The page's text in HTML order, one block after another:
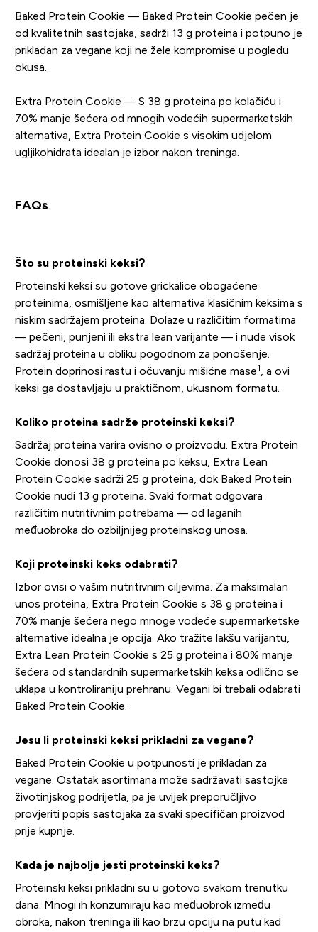
Baked Protein Cookie — Baked Protein Cookie pečen je
od kvalitetnih sastojaka, sadrži 13 g proteina i potpuno je
prikladan za vegane koji ne žele kompromise u pogledu
okusa.
Extra Protein Cookie — S 38 g proteina po kolačiću i
70% manje šećera od mnogih vodećih supermarketskih
alternativa, Extra Protein Cookie s visokim udjelom
ugljikohidrata idealan je izbor nakon treninga.
FAQs
Što su proteinski keksi?
Proteinski keksi su gotove grickalice obogaćene
proteinima, osmišljene kao alternativa klasičnim keksima s
niskim sadržajem proteina. Dolaze u različitim formatima
— pečeni, punjeni ili ekstra lean varijante — i nude visok
sadržaj proteina u obliku pogodnom za ponošenje.
Protein doprinosi rastu i očuvanju mišićne mase1, a ovi
keksi ga dostavljaju u praktičnom, ukusnom formatu.
Koliko proteina sadrže proteinski keksi?
Sadržaj proteina varira ovisno o proizvodu. Extra Protein
Cookie donosi 38 g proteina po keksu, Extra Lean
Protein Cookie sadrži 25 g proteina, dok Baked Protein
Cookie nudi 13 g proteina. Svaki format odgovara
različitim nutritivnim potrebama — od laganih
međuobroka do ozbiljnijeg proteinskog unosa.
Koji proteinski keks odabrati?
Izbor ovisi o vašim nutritivnim ciljevima. Za maksimalan
unos proteina, Extra Protein Cookie s 38 g proteina i
70% manje šećera nego mnoge vodeće supermarketske
alternative idealna je opcija. Ako tražite lakšu varijantu,
Extra Lean Protein Cookie s 25 g proteina i 80% manje
šećera od standardnih supermarketskih keksa odlično se
uklapa u kontroliraniju prehranu. Vegani bi trebali odabrati
Baked Protein Cookie.
Jesu li proteinski keksi prikladni za vegane?
Baked Protein Cookie u potpunosti je prikladan za
vegane. Ostatak asortimana može sadržavati sastojke
životinjskog podrijetla, pa je uvijek preporučljivo
provjeriti popis sastojaka za svaki specifičan proizvod
prije kupnje.
Kada je najbolje jesti proteinski keks?
Proteinski keksi prikladni su u gotovo svakom trenutku
dana. Mnogi ih konzumiraju kao međuobrok između
obroka, nakon treninga ili kao brzu opciju na putu kad